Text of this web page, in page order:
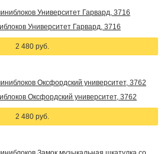
Университет Гарвард, 3716
2 480 руб.
Оксфордский университет, 3762
2 480 руб.